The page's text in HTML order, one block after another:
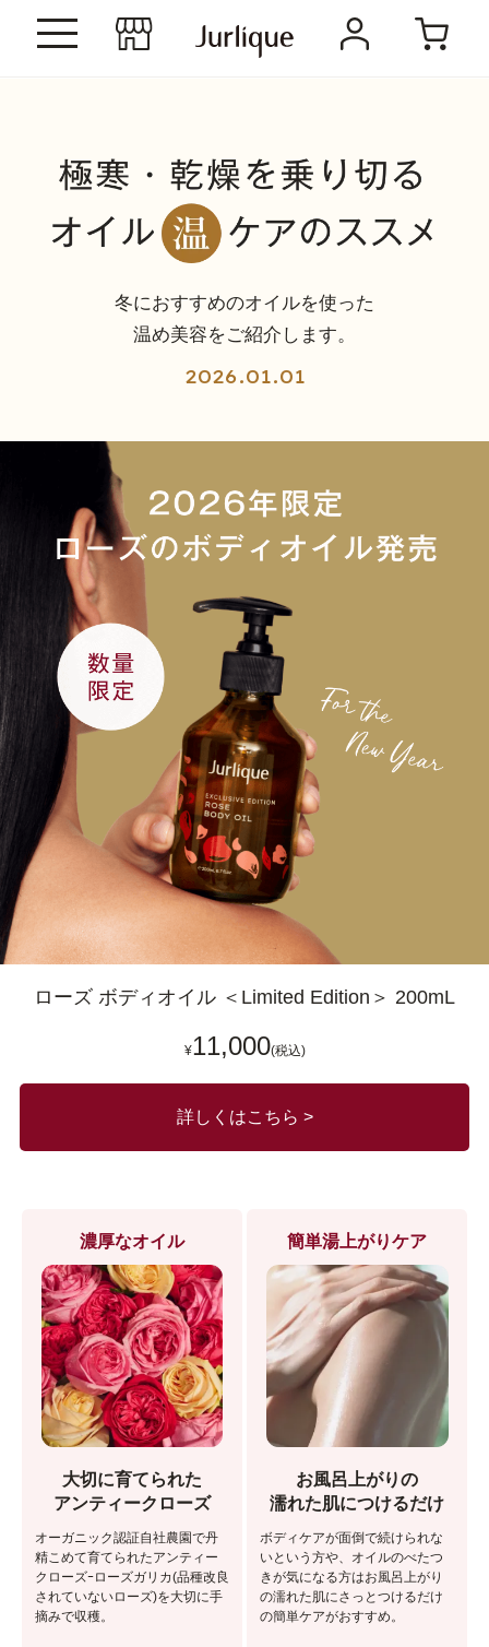
冬におすすめのオイルを使った
温め美容をご紹介します。
2026.01.01
ローズ ボディオイル ＜Limited Edition＞ 200mL
¥11,000(税込)
詳しくはこちら >
濃厚なオイル
大切に育てられた
アンティークローズ
オーガニック認証自社農園で丹
精こめて育てられたアンティー
クローズｰローズガリカ(品種改良
されていないローズ)を大切に手
摘みで収穫。
簡単湯上がりケア
お風呂上がりの
濡れた肌につけるだけ
ボディケアが面倒で続けられな
いという方や、オイルのべたつ
きが気になる方はお風呂上がり
の濡れた肌にさっとつけるだけ
の簡単ケアがおすすめ。